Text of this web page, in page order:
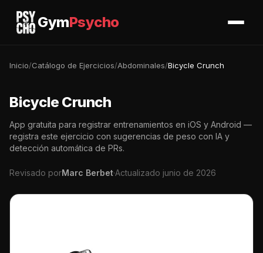
GymPsycho
Inicio/Catálogo de Ejercicios/Abdominales/Bicycle Crunch
Bicycle Crunch
App gratuita para registrar entrenamientos en iOS y Android —
registra este ejercicio con sugerencias de peso con IA y
detección automática de PRs.
Revisado porMarc Berbet·Actualizado junio de 2026